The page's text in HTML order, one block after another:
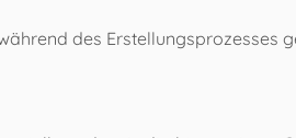
des Erstellungsprozesses